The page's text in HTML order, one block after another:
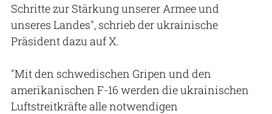
Schritte zur Stärkung unserer Armee und
unseres Landes", schrieb der ukrainische
Präsident dazu auf X.
"Mit den schwedischen Gripen und den
amerikanischen F-16 werden die ukrainischen
Luftstreitkräfte alle notwendigen